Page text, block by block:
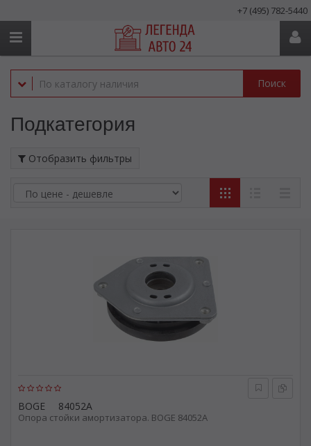
+7 (495) 782-5440
Поиск
Подкатегория
Отобразить фильтры
BOGE 84052A
Опора стойки амортизатора. BOGE 84052A